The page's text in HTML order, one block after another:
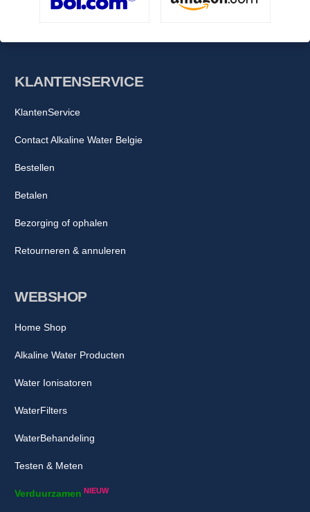
WEBSHOP
Home Shop
Alkaline Water Producten
Water Ionisatoren
WaterFilters
WaterBehandeling
Testen & Meten
Verduurzamen NIEUW
KLANTENSERVICE
KlantenService
Contact Alkaline Water Belgie
Bestellen
Betalen
Bezorging of ophalen
Retourneren & annuleren